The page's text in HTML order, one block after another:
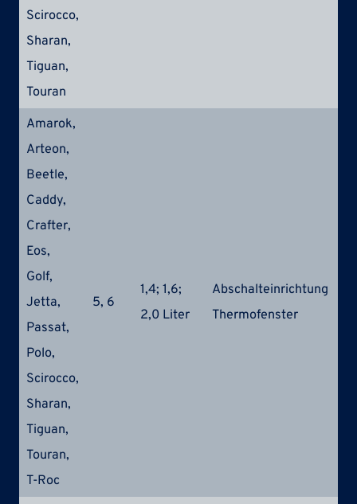
Scirocco,
Sharan,
Tiguan,
Touran
Amarok,
Arteon,
Beetle,
Caddy,
Crafter,
Eos,
Golf,
Jetta,
Passat,
Polo,
Scirocco,
Sharan,
Tiguan,
Touran,
T-Roc
5, 6
1,4; 1,6;
2,0 Liter
Abschalteinrichtung
Thermofenster